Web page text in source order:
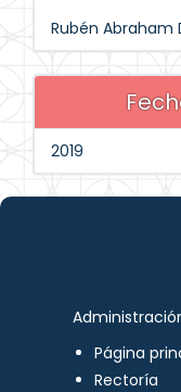
Rubén Abraham
2019
Página
Rectoría